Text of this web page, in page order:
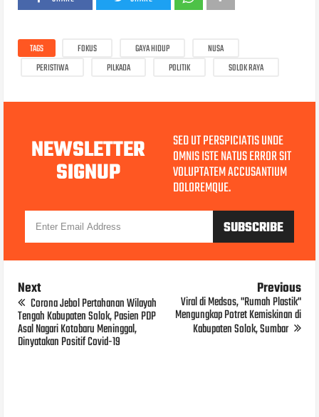
TAGS FOKUS GAYA HIDUP
NUSA
PERISTIWA
PILKADA POLITIK SOLOK RAYA
NEWSLETTER
SIGNUP
SED UT PERSPICIATIS UNDE
OMNIS ISTE NATUS ERROR SIT
VOLUPTATEM ACCUSANTIUM
DOLOREMQUE.
Next
Corona Jebol Pertahanan Wilayah
Tengah Kabupaten Solok, Pasien PDP
Asal Nagari Kotobaru Meninggal,
Dinyatakan Positif Covid-19
Previous
Viral di Medsos, "Rumah Plastik"
Mengungkap Potret Kemiskinan di
Kabupaten Solok, Sumbar